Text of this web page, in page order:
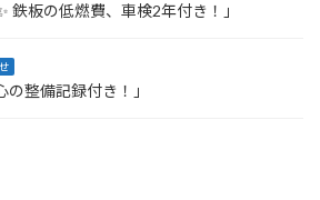
鉄板の低燃費、車検2年付き！」
の整備記録付き！」